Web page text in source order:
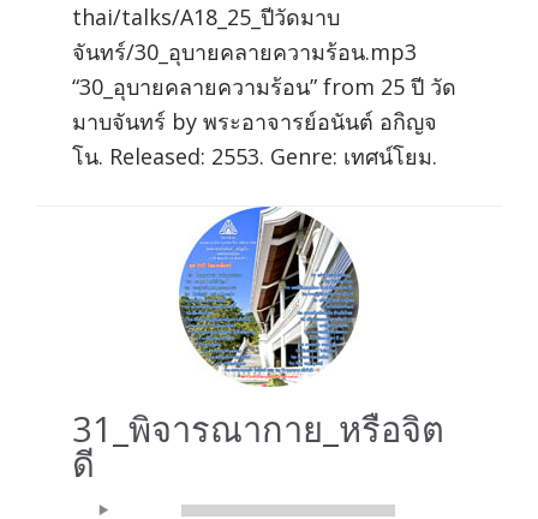
thai/talks/A18_25_ปีวัดมาบ
จันทร์/30_อุบายคลายความร้อน.mp3
“30_อุบายคลายความร้อน” from 25 ปี วัด
มาบจันทร์ by พระอาจารย์อนันต์ อกิญจ
โน. Released: 2553. Genre: เทศน์โยม.
31_พิจารณากาย_หรือจิต
ดี
Audio